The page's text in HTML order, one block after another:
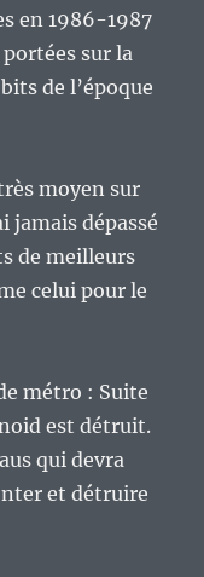
en 1986-1987
sur la
de l’époque
moyen sur
jamais dépassé
de meilleurs
celui pour le
métro : Suite
est détruit.
qui devra
et détruire